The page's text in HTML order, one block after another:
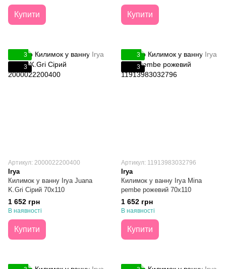
Купити Купити
3
3
Артикул: 2000022200400
Irya
Килимок у ванну Irya Juana
K.Gri Сірий 70х110
1 652 грн
В наявності
Купити
3
3
Артикул: 11913983032796
Irya
Килимок у ванну Irya Mina
pembe рожевий 70х110
1 652 грн
В наявності
Купити